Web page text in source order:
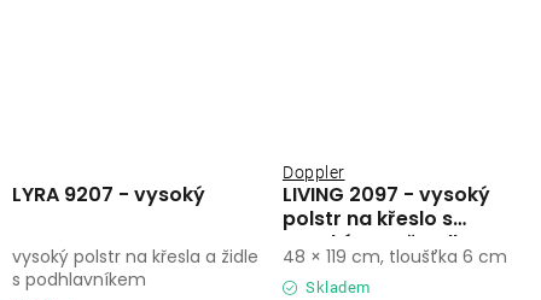
LYRA 9207 - vysoký
vysoký polstr na křesla a židle
s podhlavníkem
LIVING 2097 - vysoký
polstr na křeslo s
vysokým opěradlem
Doppler
Skladem
48 × 119 cm, tloušťka 6 cm